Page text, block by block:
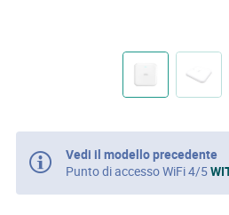
Vedi il modello precedente
Punto di accesso WiFi 4/5